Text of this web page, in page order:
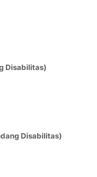
Disabilitas)
Disabilitas)